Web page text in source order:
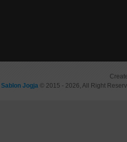
Sablon Jogja © 2015 - 2026, All Right